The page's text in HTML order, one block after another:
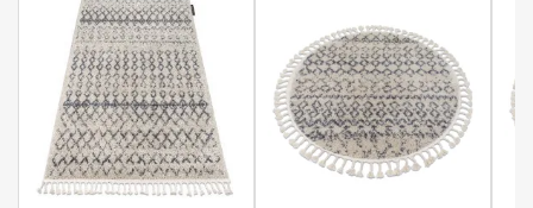
Tappeto MAROC Fiocchi di neve nero / grigio Frange
berbero marocchino shaggy
40,90 €